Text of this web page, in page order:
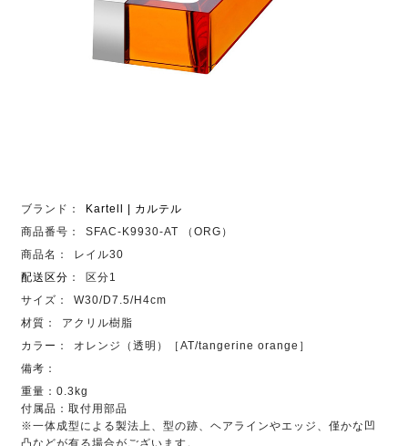
ブランド：
Kartell | カルテル
商品番号：
SFAC-K9930-AT （ORG）
商品名：
レイル30
配送区分 ：
区分1
サイズ：
W30/D7.5/H4cm
材質：
アクリル樹脂
カラー：
オレンジ（透明）［AT/tangerine orange］
備考：
重量：0.3kg
付属品：取付用部品
※一体成型による製法上、型の跡、ヘアラインやエッジ、僅かな凹